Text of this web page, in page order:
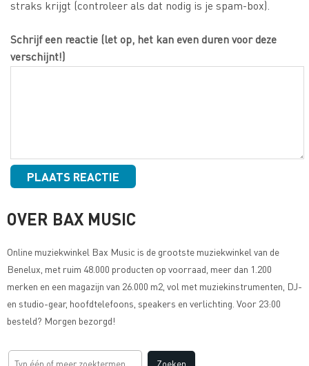
straks krijgt (controleer als dat nodig is je spam-box).
Schrijf een reactie (let op, het kan even duren voor deze
verschijnt!)
OVER BAX MUSIC
Online muziekwinkel Bax Music is de grootste muziekwinkel van de
Benelux, met ruim 48.000 producten op voorraad, meer dan 1.200
merken en een magazijn van 26.000 m2, vol met muziekinstrumenten, DJ-
en studio-gear, hoofdtelefoons, speakers en verlichting. Voor 23:00
besteld? Morgen bezorgd!